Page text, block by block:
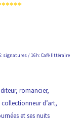
signatures / 16h: Café littéraire
romancier,
d’art,
et ses nuits